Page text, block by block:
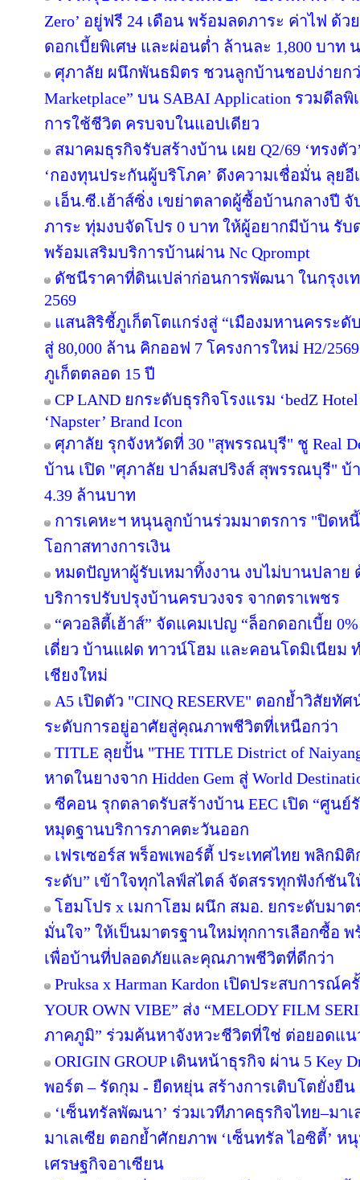
Zero’ อยู่ฟรี 24 เดือน พร้อมลดภาระ ค่าไฟ ด้
ดอกเบี้ยพิเศษ และผ่อนต่ำ ล้านละ 1,800 บาท
ศุภาลัย ผนึกพันธมิตร ชวนลูกบ้านชอปง่ายกว่
Marketplace” บน SABAI Application รวมดีล
การใช้ชีวิต ครบจบในแอปเดียว
สมาคมธุรกิจรับสร้างบ้าน เผย Q2/69 ‘ทรง
‘กองทุนประกันผู้บริโภค’ ดึงความเชื่อมั่น ลุย
เอ็น.ซี.เฮ้าส์ซิ่ง เขย่าตลาดผู้ซื้อบ้านกลางปี
ภาระ ทุ่มงบจัดโปร 0 บาท ให้ผู้อยากมีบ้าน รับ
พร้อมเสริมบริการบ้านผ่าน Nc Qprompt
ดัชนีราคาที่ดินเปล่าก่อนการพัฒนา ในกรุงเ
2569
แสนสิริชี้ภูเก็ตโตแกร่งสู่ “เมืองมหานครระ
สู่ 80,000 ล้าน คิกออฟ 7 โครงการใหม่ H2/
ภูเก็ตตลอด 15 ปี
CP LAND ยกระดับธุรกิจโรงแรม ‘bedZ
‘Napster’ Brand Icon
ศุภาลัย รุกจังหวัดที่ 30 "สุพรรณบุรี" ชู Real
บ้าน เปิด "ศุภาลัย ปาล์มสปริงส์ สุพรรณบุรี" บ้
4.39 ล้านบาท
การเคหะฯ หนุนลูกบ้านร่วมมาตรการ "ปิดห
โอกาสทางการเงิน
หมดปัญหาผู้รับเหมาทิ้งงาน งบไม่บานปลาย ด้
บริการปรับปรุงบ้านครบวงจร จากตราเพชร
“ควอลิตี้เฮ้าส์” จัดแคมเปญ “ล็อกดอกเบี้ย
เดี่ยว บ้านแฝด ทาวน์โฮม และคอนโดมิเนียม
เชียงใหม่
A5 เปิดตัว "CINQ RESERVE" ตอกย้ำวิสัยทัศ
ระดับการอยู่อาศัยสู่คุณภาพชีวิตที่เหนือกว่า
TITLE ลุยปั้น "THE TITLE District of
หาดในยางจาก Hidden Gem สู่ World
ซีคอน รุกตลาดรับสร้างบ้าน EEC เปิด “ศูน
หมุดฐานบริการภาคตะวันออก
เฟรเซอร์ส พร็อพเพอร์ตี้ ประเทศไทย พลิกมิ
ระดับ” เข้าใจทุกไลฟ์สไตล์ จัดสรรทุกฟังก์ชัน
โฮมโปร x เมกาโฮม ผนึก สมอ. ยกระดับมา
มั่นใจ” ให้เป็นมาตรฐานใหม่ทุกการเลือกซื้อ
เพื่อบ้านที่ปลอดภัยและคุณภาพชีวิตที่ดีกว่า
Pruksa x Harman Kardon เปิดประสบการณ์
YOUR OWN VIBE” ส่ง “MELODY FILM
ภาคภูมิ” ร่วมค้นหาจังหวะชีวิตที่ใช่ ต่อยอดแน
ORIGIN GROUP เดินหน้าธุรกิจ ผ่าน 5 Key
พอร์ต – รัดกุม - ยืดหยุ่น สร้างการเติบโตยั่งยื
‘เซ็นทรัลพัฒนา’ ร่วมเวทีภาคธุรกิจไทย–มา
มาเลเซีย ตอกย้ำศักยภาพ ‘เซ็นทรัล ไอซิตี้’
เศรษฐกิจอาเซียน